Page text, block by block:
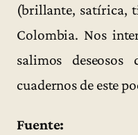
(brillante, satírica,
Colombia. Nos
salimos
cuadernos de este
Fuente: